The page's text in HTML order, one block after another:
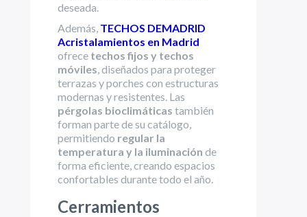
deseada.
Además, TECHOS DEMADRID
Acristalamientos en Madrid
ofrece techos fijos y techos
móviles , diseñados para proteger
terrazas y porches con estructuras
modernas y resistentes. Las
pérgolas bioclimáticas también
forman parte de su catálogo,
permitiendo regular la
temperatura y la iluminación de
forma eficiente, creando espacios
confortables durante todo el año.
Cerramientos